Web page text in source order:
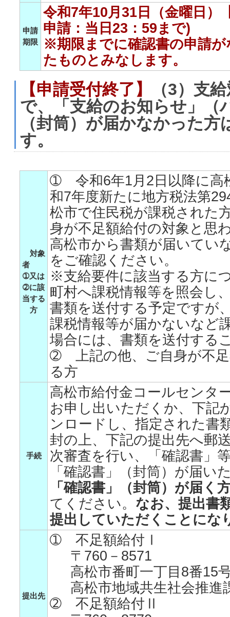
申請
期限
令和7年10月31日（金曜日）
申請：当日23：59まで)
※期限までに確認書の申請
たものとみなします。
【申請受付終了】
（3）支
で、「支給のお知らせ」（
（封筒）が届かなかった
す。
対象
者
➀又は
➁に該
当する
方
➀ 令和6年1月2日以降に高
和7年度新たに地方税法第
松市で住民税が課税された
身が不足額給付の対象と思
高松市から書類が届いてい
をご確認ください。
※支給要件に該当する方に
町村へ課税情報等を照会し
書類を送付する予定ですが
課税情報等が届かないなど
場合には、書類を送付する
➁ 上記の他、ご自身が不足
る方
手続
高松市給付金コールセンタ
お申し出いただくか、下記
ンロードし、指定された書
封の上、下記の提出先へ郵
次審査を行い、「確認書」
「確認書」（封筒）が届い
「確認書」（封筒）が届く
てください。 なお、提出書
提出していただくことにな
提出先
➀ 不足額給付Ⅰ
〒760－8571
高松市番町一丁目8番15
高松市地域共生社会推進
➁ 不足額給付Ⅱ